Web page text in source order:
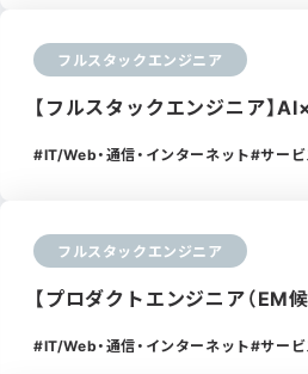
フルスタックエンジニア
【フルスタックエンジニア】
IT/Web・通信・インターネット サービ
フルスタックエンジニア
【プロダクトエンジニア（
IT/Web・通信・インターネット サービ